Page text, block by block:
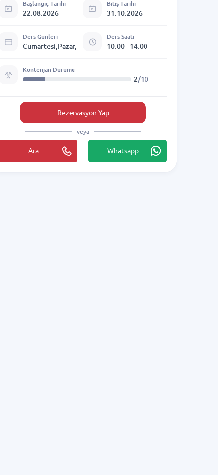
Başlangıç Tarihi
22.08.2026
Bitiş Tarihi
31.10.2026
Ders Günleri
Cumartesi,Pazar,
Ders Saati
10:00 - 14:00
Kontenjan Durumu
2/10
Rezervasyon Yap
veya
Ara Whatsapp